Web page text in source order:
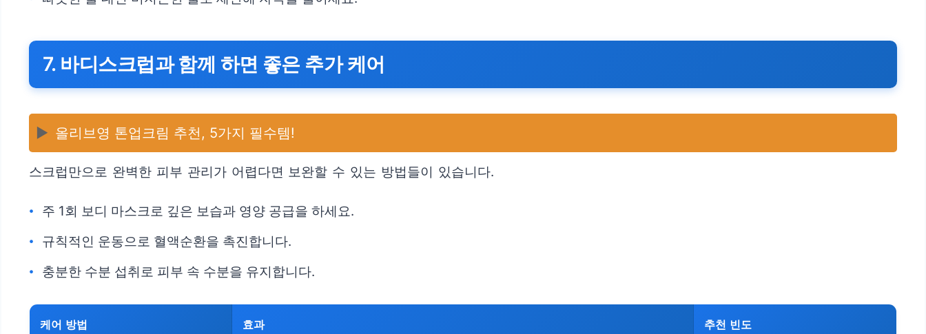
7. 바디스크럽과 함께 하면 좋은 추가 케어
▶️ 올리브영 톤업크림 추천, 5가지 필수템!
스크럽만으로 완벽한 피부 관리가 어렵다면 보완할 수 있는 방법들이 있습니다.
주 1회 보디 마스크로 깊은 보습과 영양 공급을 하세요.
규칙적인 운동으로 혈액순환을 촉진합니다.
충분한 수분 섭취로 피부 속 수분을 유지합니다.
케어 방법 효과 추천 빈도